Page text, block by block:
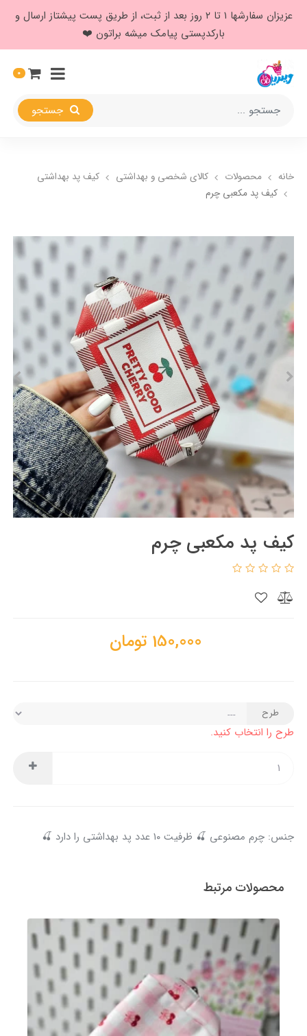
عزیزان سفارشها ۱ تا ۲ روز بعد از ثبت، از طریق پست پیشتاز ارسال و
بارکدپستی پیامک میشه براتون ❤️
0
خانه محصولات کالای شخصی و بهداشتی
کیف پد بهداشتی
کیف پد مکعبی چرم
کیف پد مکعبی چرم
150,000 تومان
طرح
طرح را انتخاب کنید.
جنس: چرم مصنوعی 🍒 ظرفیت ۱۰ عدد پد بهداشتی را دارد 🍒
محصولات مرتبط